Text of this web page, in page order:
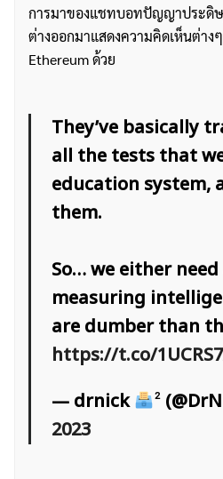
การมาของแชทบอทปัญญาประดิ
ต่างออกมาแสดงความคิดเห็นต่าง
Ethereum ด้วย
They’ve basically
all the tests that
education system,
them.
So… we either
measuring
are dumber than
https://t.co/
— drnick
²
2023